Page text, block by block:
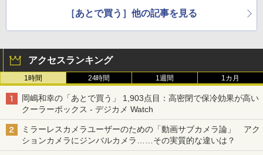
［あとで買う］他の記事を見る
アクセスランキング
1時間 24時間 1週間 1カ月
岡嶋和幸の「あとで買う」 1,903点目：高密閉で保冷効果が高い
クーラーボックス - デジカメ Watch
ミラーレスカメラユーザーのための「動画サブカメラ論」 アク
ションカメラにジンバルカメラ……その実質的な違いは？